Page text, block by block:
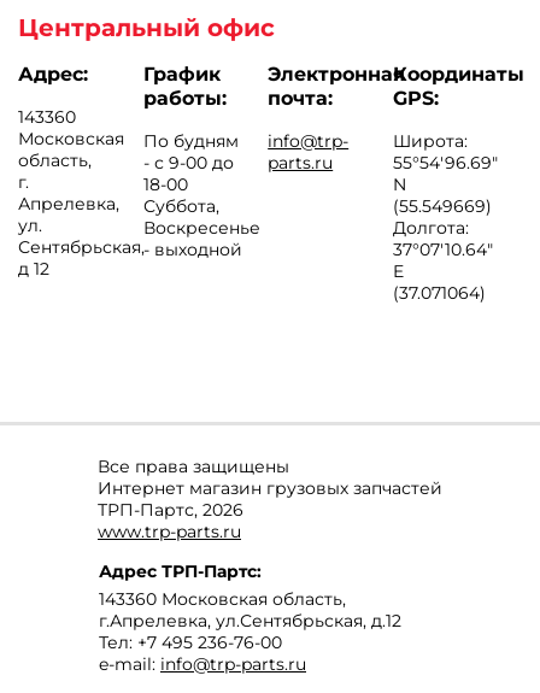
Центральный офис
Адрес:
143360
Московская
область,
г.
Апрелевка,
ул.
Сентябрьская,
д 12
График
работы:
По будням
- с 9-00 до
18-00
Суббота,
Воскресенье
- выходной
Электронная
почта:
info@trp-
parts.ru
Координаты
GPS:
Широта:
55°54'96.69"
N
(55.549669)
Долгота:
37°07′10.64″
E
(37.071064)
Все права защищены
Интернет магазин грузовых запчастей
ТРП-Партс, 2026
www.trp-parts.ru
Адрес ТРП-Партс:
143360 Московская область,
г.Апрелевка, ул.Сентябрьская, д.12
Тел: +7 495 236-76-00
e-mail: info@trp-parts.ru